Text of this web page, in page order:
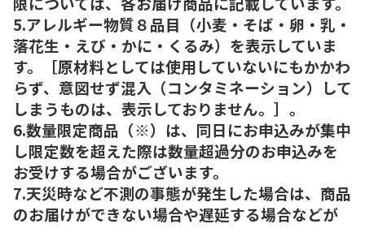
5.アレルギー物質８品目（小麦・そば・卵・乳・
落花生・えび・かに・くるみ）を表示していま
す。［原材料としては使用していないにもかかわ
らず、意図せず混入（コンタミネーション）して
しまうものは、表示しておりません。］。
6.数量限定商品（※）は、同日にお申込みが集中
し限定数を超えた際は数量超過分のお申込みを
お受けする場合がございます。
7.天災時など不測の事態が発生した場合は、商品
のお届けができない場合や遅延する場合などが